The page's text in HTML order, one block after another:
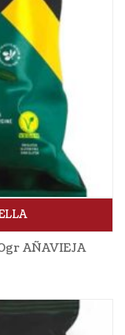
AÑAVIEJA